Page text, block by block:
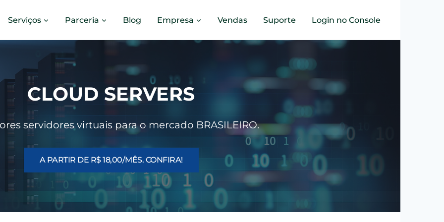
Serviços Parceria Blog Empresa Vendas Suporte Login no Console
CLOUD SERVERS
servidores virtuais para o mercado BRASILEIRO.
A PARTIR DE R$ 18,00/mÊS. CONFIRA!